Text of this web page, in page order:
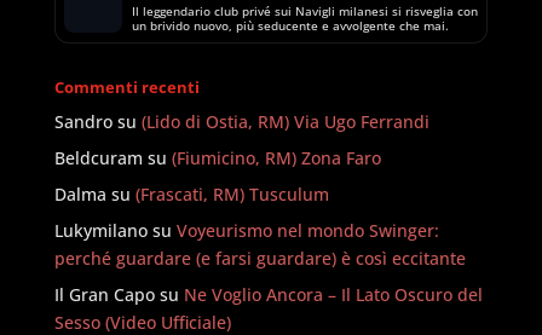
Il leggendario club privé sui Navigli milanesi si risveglia con
un brivido nuovo, più seducente e avvolgente che mai.
Commenti recenti
Sandrosu (Lido di Ostia, RM) Via Ugo Ferrandi
Beldcuram su (Fiumicino, RM) Zona Faro
Dalma su (Frascati, RM) Tusculum
Lukymilanosu Voyeurismo nel mondo Swinger:
perché guardare (e farsi guardare) è così eccitante
Il Gran Caposu Ne Voglio Ancora – Il Lato Oscuro del
Sesso (Video Ufficiale)